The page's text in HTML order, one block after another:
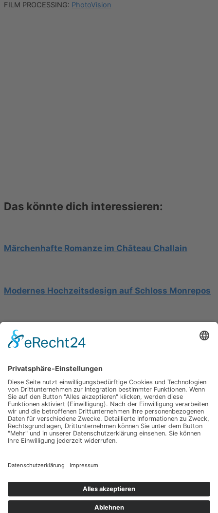
FILM PROCESSING: PhotoVision
Das könnte dich interessieren:
Märchenhafte Romanze im Château Challain
Modernes Hochzeitsdesign auf Schloss Monrepos
Hochzeit am Gardasee auf einer Segelyacht
Impressum
Werbung
About
Einsendung
AGB
Datenschutzerklärung
About